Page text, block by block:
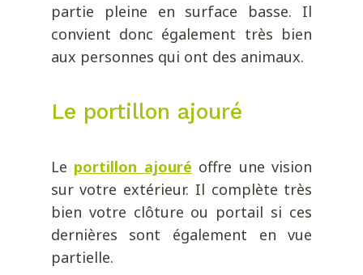
partie pleine en surface basse. Il
convient donc également très bien
aux personnes qui ont des animaux.
Le portillon ajouré
Le portillon ajouré offre une vision
sur votre extérieur. Il complète très
bien votre clôture ou portail si ces
dernières sont également en vue
partielle.